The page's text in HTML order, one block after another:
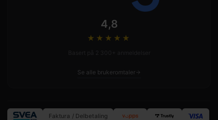
4,8
★★★★ ★
Se alle brukeromtaler
Faktura / Delbetaling